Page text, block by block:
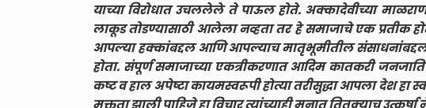
याच्या विरोधात उचललेले ते पाऊल होते. अक्कादेवीच्या
लाकूड तोडण्यासाठी आलेला नव्हता तर हे समाजाचे एक प्रतीक
आपल्या हक्कांबद्दल आणि आपल्याच मातृभूमीतील
होता. संपूर्ण समाजाच्या एकत्रीकरणात आदिम कातकरी
कष्ट व हाल अपेष्टा कायमस्वरूपी होत्या तरीसुद्धा आपला देश हा
मुक्तता झाली पाहिजे हा विचार त्यांच्याही मनात तितक्याच उत्कर्षा